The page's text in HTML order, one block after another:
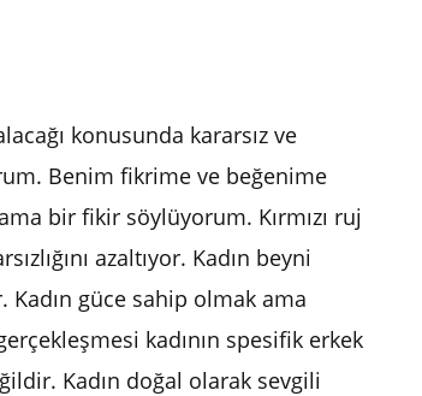
konusunda kararsız ve
Benim fikrime ve beğenime
bir fikir söylüyorum. Kırmızı ruj
azaltıyor. Kadın beyni
güce sahip olmak ama
kadının spesifik erkek
Kadın doğal olarak sevgili